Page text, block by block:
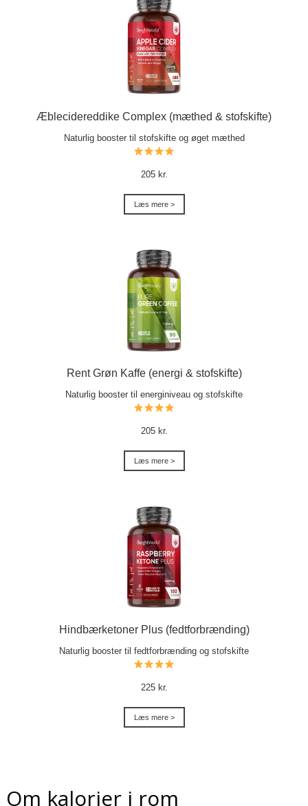
Æblecidereddike Complex (mæthed & stofskifte)
Naturlig booster til stofskifte og øget mæthed
205 kr.
Læs mere >
Rent Grøn Kaffe (energi & stofskifte)
Naturlig booster til energiniveau og stofskifte
205 kr.
Læs mere >
Hindbærketoner Plus (fedtforbrænding)
Naturlig booster til fedtforbrænding og stofskifte
225 kr.
Læs mere >
Om kalorier i rom